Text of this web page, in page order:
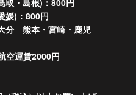
取・島根)：800円
媛)：800円
分 熊本・宮崎・鹿児
空運賃2000円